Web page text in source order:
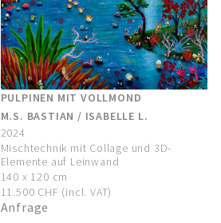
PULPINEN MIT VOLLMOND
M.S. BASTIAN / ISABELLE L.
2024
Mischtechnik mit Collage und 3D-
Elemente auf Leinwand
140 x 120 cm
11.500 CHF (incl. VAT)
Anfrage